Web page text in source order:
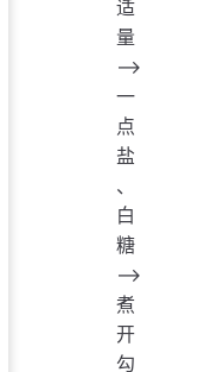
适
量
——>
一
点
盐
、
白
糖
——>
煮
开
勾